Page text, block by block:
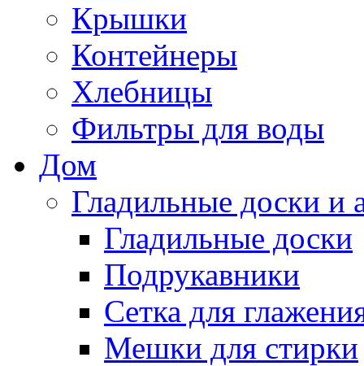
Крышки
Контейнеры
Хлебницы
Фильтры для воды
Дом
Гладильные доски и
Гладильные доски
Подрукавники
Сетка для
Мешки для стирки